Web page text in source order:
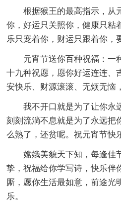
根据猴王的最高指示，从
你，好运只关照你，健康只粘
乐只宠着你，财运只跟着你，
元宵节送你百种祝福：一
十九种祝愿，愿你好运连连、
安快乐、财源滚滚、无烦无恼
我不开口就是为了让你永
刻刻流淌不息就是为了永远把
么熟了，还贫呢。祝元宵节快
嫦娥美貌天下知，每逢佳
挚，祝福给你学写诗，快乐伴
厮，愿你生活最如意，前途光
乐。